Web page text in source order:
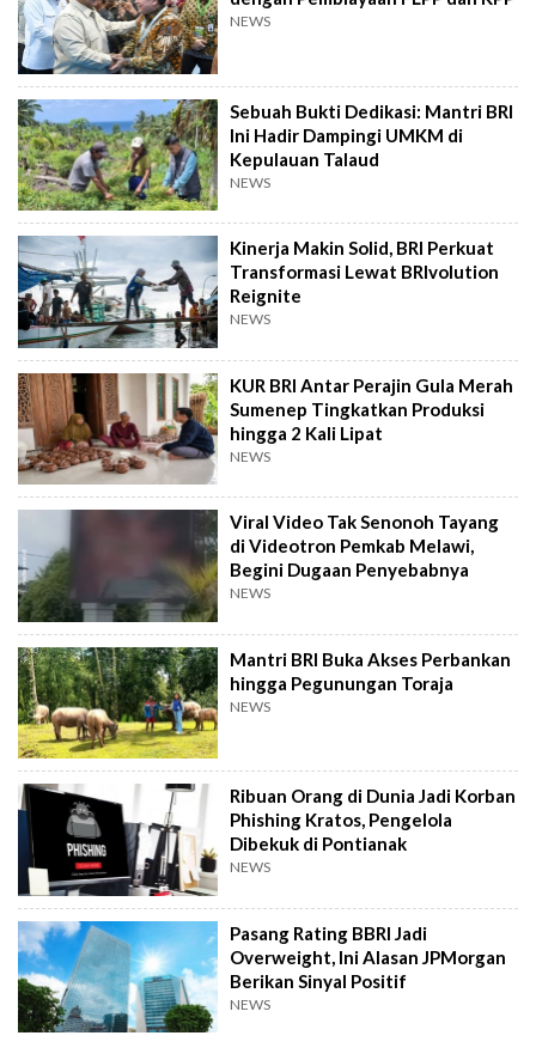
NEWS
Sebuah Bukti Dedikasi: Mantri BRI
Ini Hadir Dampingi UMKM di
Kepulauan Talaud
NEWS
Kinerja Makin Solid, BRI Perkuat
Transformasi Lewat BRIvolution
Reignite
NEWS
KUR BRI Antar Perajin Gula Merah
Sumenep Tingkatkan Produksi
hingga 2 Kali Lipat
NEWS
Viral Video Tak Senonoh Tayang
di Videotron Pemkab Melawi,
Begini Dugaan Penyebabnya
NEWS
Mantri BRI Buka Akses Perbankan
hingga Pegunungan Toraja
NEWS
Ribuan Orang di Dunia Jadi Korban
Phishing Kratos, Pengelola
Dibekuk di Pontianak
NEWS
Pasang Rating BBRI Jadi
Overweight, Ini Alasan JPMorgan
Berikan Sinyal Positif
NEWS